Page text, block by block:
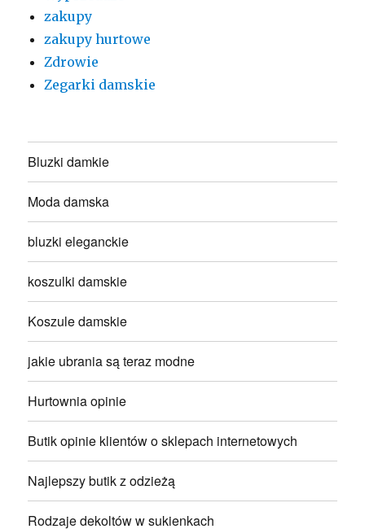
zakupy
zakupy hurtowe
Zdrowie
Zegarki damskie
Bluzki damkie
Moda damska
bluzki eleganckie
koszulki damskie
Koszule damskie
jakie ubrania są teraz modne
Hurtownia opinie
Butik opinie klientów o sklepach internetowych
Najlepszy butik z odzieżą
Rodzaje dekoltów w sukienkach